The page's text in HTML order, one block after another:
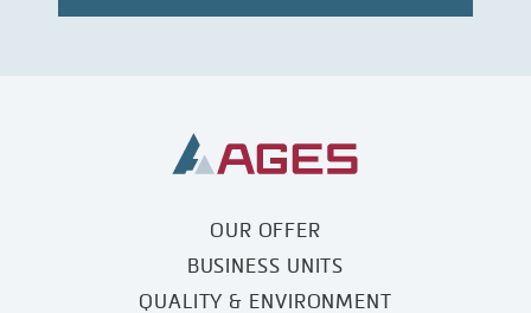
OUR OFFER
BUSINESS UNITS
QUALITY & ENVIRONMENT